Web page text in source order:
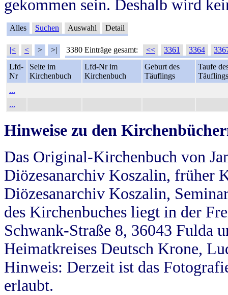
gekommen sein. Deshalb wird
Alles Suchen Auswahl Detail
|< < > >| 3380 Einträge gesamt: << 3361 3364
Lfd-
Nr
Seite im
Kirchenbuch
Lfd-Nr im
Kirchenbuch
Geburt des
Täuflings
Taufe
Täuflings
...
...
Hinweise zu den
Das Original-Kirchenbuch von
Diözesanarchiv Koszalin, früher
Diözesanarchiv Koszalin,
des Kirchenbuches liegt in der
Schwank-Straße 8, 36043 Fulda
Heimatkreises Deutsch Krone,
Hinweis: Derzeit ist das
erlaubt.